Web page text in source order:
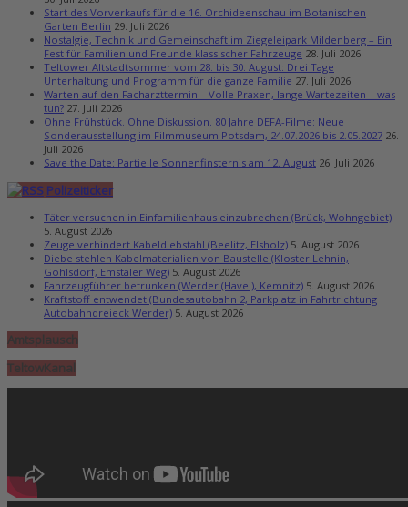
Start des Vorverkaufs für die 16. Orchideenschau im Botanischen
Garten Berlin 29. Juli 2026
Nostalgie, Technik und Gemeinschaft im Ziegeleipark Mildenberg – Ein
Fest für Familien und Freunde klassischer Fahrzeuge 28. Juli 2026
Teltower Altstadtsommer vom 28. bis 30. August: Drei Tage
Unterhaltung und Programm für die ganze Familie 27. Juli 2026
Warten auf den Facharzttermin – Volle Praxen, lange Wartezeiten – was
tun? 27. Juli 2026
Ohne Frühstück. Ohne Diskussion. 80 Jahre DEFA-Filme: Neue
Sonderausstellung im Filmmuseum Potsdam, 24.07.2026 bis 2.05.2027 26.
Juli 2026
Save the Date: Partielle Sonnenfinsternis am 12. August 26. Juli 2026
Polizeiticker
Täter versuchen in Einfamilienhaus einzubrechen (Brück, Wohngebiet)
5. August 2026
Zeuge verhindert Kabeldiebstahl (Beelitz, Elsholz) 5. August 2026
Diebe stehlen Kabelmaterialien von Baustelle (Kloster Lehnin,
Göhlsdorf, Emstaler Weg) 5. August 2026
Fahrzeugführer betrunken (Werder (Havel), Kemnitz) 5. August 2026
Kraftstoff entwendet (Bundesautobahn 2, Parkplatz in Fahrtrichtung
Autobahndreieck Werder) 5. August 2026
Amtsplausch
TeltowKanal